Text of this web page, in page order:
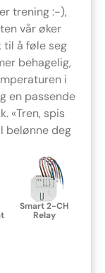
trening :-),
vår øker
til å føle seg
behagelig,
i
en passende
«Tren, spis
belønne deg
Smart 2-CH
Relay